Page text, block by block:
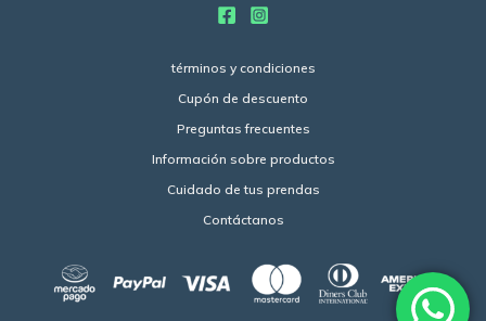
términos y condiciones
Cupón de descuento
Preguntas frecuentes
Información sobre productos
Cuidado de tus prendas
Contáctanos